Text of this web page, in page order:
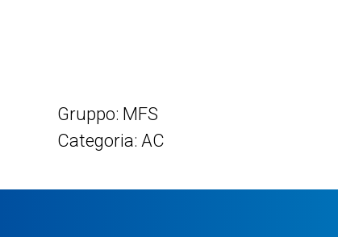
Gruppo: MFS
Categoria: AC